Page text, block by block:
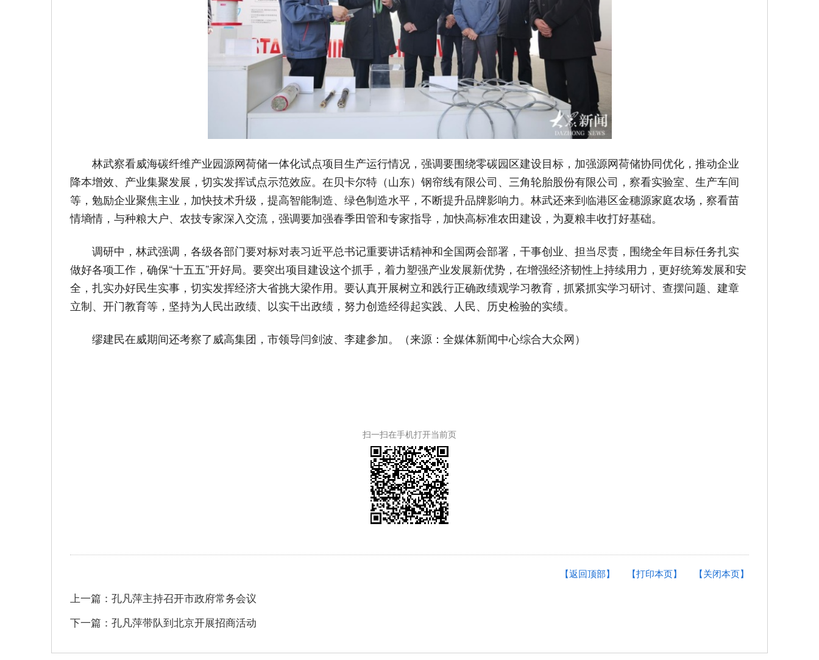
林武察看威海碳纤维产业园源网荷储一体化试点项目生产运行情况，强调要围绕零碳园区建设目标，加强源网荷储协同优化，推动企业
降本增效、产业集聚发展，切实发挥试点示范效应。在贝卡尔特（山东）钢帘线有限公司、三角轮胎股份有限公司，察看实验室、生产车间
等，勉励企业聚焦主业，加快技术升级，提高智能制造、绿色制造水平，不断提升品牌影响力。林武还来到临港区金穗源家庭农场，察看苗
情墒情，与种粮大户、农技专家深入交流，强调要加强春季田管和专家指导，加快高标准农田建设，为夏粮丰收打好基础。
调研中，林武强调，各级各部门要对标对表习近平总书记重要讲话精神和全国两会部署，干事创业、担当尽责，围绕全年目标任务扎实
做好各项工作，确保“十五五”开好局。要突出项目建设这个抓手，着力塑强产业发展新优势，在增强经济韧性上持续用力，更好统筹发展和安
全，扎实办好民生实事，切实发挥经济大省挑大梁作用。要认真开展树立和践行正确政绩观学习教育，抓紧抓实学习研讨、查摆问题、建章
立制、开门教育等，坚持为人民出政绩、以实干出政绩，努力创造经得起实践、人民、历史检验的实绩。
缪建民在威期间还考察了威高集团，市领导闫剑波、李建参加。（来源：全媒体新闻中心综合大众网）
扫一扫在手机打开当前页
【关闭本页】
【打印本页】
【返回顶部】
上一篇：孔凡萍主持召开市政府常务会议
下一篇：孔凡萍带队到北京开展招商活动